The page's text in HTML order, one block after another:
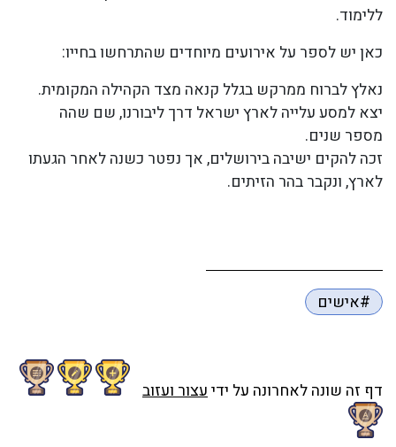
ללימוד.
כאן יש לספר על אירועים מיוחדים שהתרחשו בחייו:
נאלץ לברוח ממרקש בגלל קנאה מצד הקהילה המקומית.
יצא למסע עלייה לארץ ישראל דרך ליבורנו, שם שהה
מספר שנים.
זכה להקים ישיבה בירושלים, אך נפטר כשנה לאחר הגעתו
לארץ, ונקבר בהר הזיתים.
#אישים
דף זה שונה לאחרונה על ידיעצור ועזוב